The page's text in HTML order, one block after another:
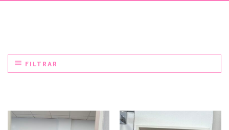
FILTRAR